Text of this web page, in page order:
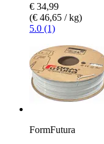
€ 34,99
(€ 46,65 / kg)
5.0 (1)
FormFutura